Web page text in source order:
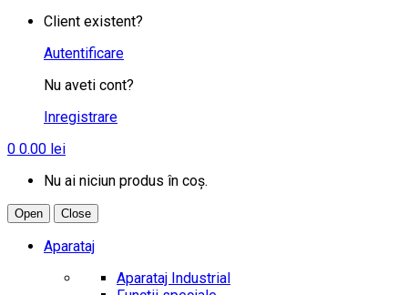
Client existent?
Autentificare
Nu aveti cont?
Inregistrare
0 0.00 lei
Nu ai niciun produs în coș.
Open Close
Aparataj
Aparataj Industrial